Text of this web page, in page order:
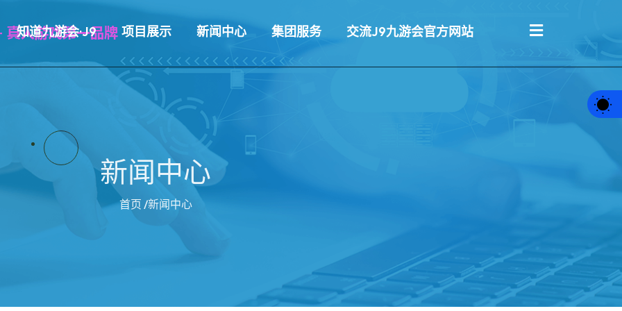
知道九游会·J9 项目展示 新闻中心 集团服务 交流J9九游会官方网站
新闻中心
首页 /新闻中心